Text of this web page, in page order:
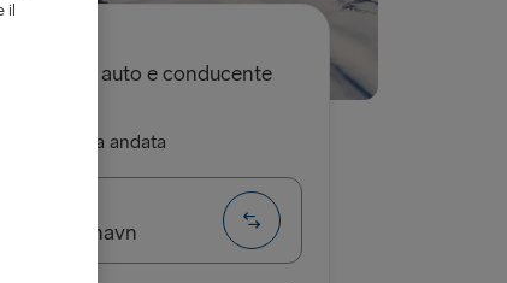
sola andata, auto e conducente
Sola andata
Frederikshavn
il